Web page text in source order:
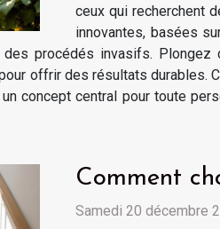
ceux qui recherchent
innovantes, basées
procédés invasifs.
offrir des résultats durables.
concept central pour toute
Comment
Samedi 20 décembre